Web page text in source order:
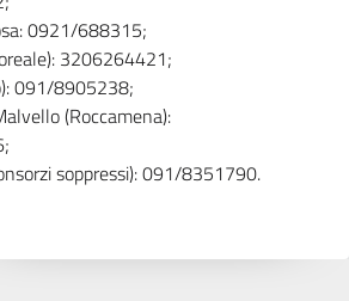
0921/688315;
3206264421;
091/8905238;
(Roccamena):
soppressi): 091/8351790.